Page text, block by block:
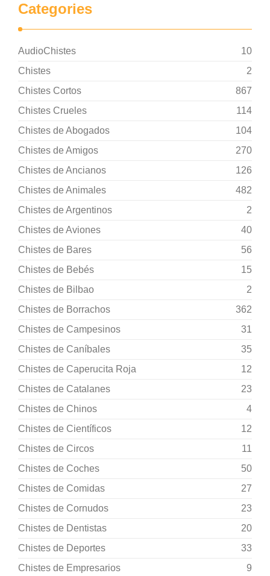
Categories
AudioChistes
10
Chistes
2
Chistes Cortos
867
Chistes Crueles
114
Chistes de Abogados
104
Chistes de Amigos
270
Chistes de Ancianos
126
Chistes de Animales
482
Chistes de Argentinos
2
Chistes de Aviones
40
Chistes de Bares
56
Chistes de Bebés
15
Chistes de Bilbao
2
Chistes de Borrachos
362
Chistes de Campesinos
31
Chistes de Caníbales
35
Chistes de Caperucita Roja
12
Chistes de Catalanes
23
Chistes de Chinos
4
Chistes de Científicos
12
Chistes de Circos
11
Chistes de Coches
50
Chistes de Comidas
27
Chistes de Cornudos
23
Chistes de Dentistas
20
Chistes de Deportes
33
Chistes de Empresarios
9